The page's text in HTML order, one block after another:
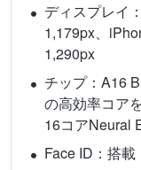
ディスプレイ
1,179px、
1,290px
チップ：A16
の高効率コア
16コアNeural
Face ID：搭載